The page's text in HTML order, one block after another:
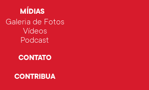
MÍDIAS
Galeria de Fotos
Vídeos
Podcast
CONTATO
CONTRIBUA